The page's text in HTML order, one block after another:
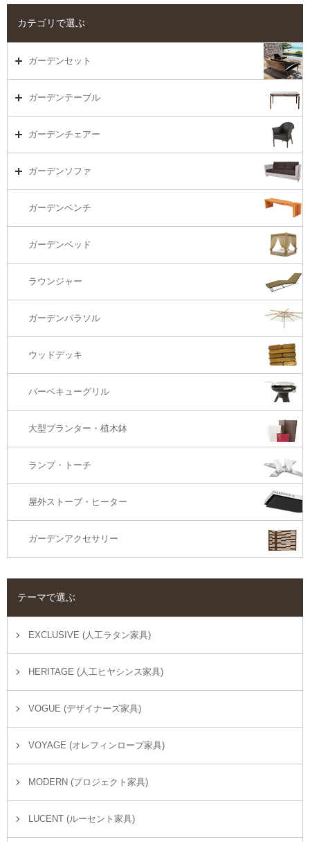
カテゴリで選ぶ
ガーデンセット
ガーデンセット（海外在庫）
ラウンジ・ベッド
ガーデンテーブル
ガーデンテーブルTOP
コーヒーテーブル
カウンター・バーテーブル
ガーデンチェアー
ガーデンチェアーTOP
カウンター・バーチェアー
ガーデンソファ
ガーデンソファTOP
3Sソファ
オットマン・スツール
ガーデンベンチ
ガーデンベッド
ラウンジャー
ガーデンパラソル
ウッドデッキ
バーベキューグリル
大型プランター・植木鉢
ランプ・トーチ
屋外ストーブ・ヒーター
ガーデンアクセサリー
テーマで選ぶ
EXCLUSIVE (人工ラタン家具)
HERITAGE (人工ヒヤシンス家具)
VOGUE (デザイナーズ家具)
VOYAGE (オレフィンロープ家具)
MODERN (プロジェクト家具)
LUCENT (ルーセント家具)